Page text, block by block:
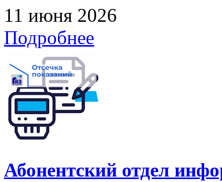
11 июня 2026
Подробнее
Абонентский отдел